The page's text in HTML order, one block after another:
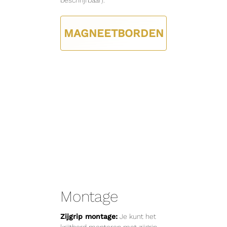
MAGNEETBORDEN
Montage
Zijgrip montage: Je kunt het